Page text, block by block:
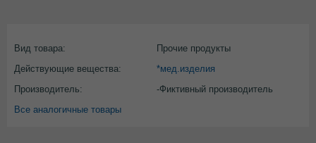
Вид товара:
Прочие продукты
Действующие вещества:
*мед.изделия
Производитель:
-Фиктивный производитель
Все аналогичные товары